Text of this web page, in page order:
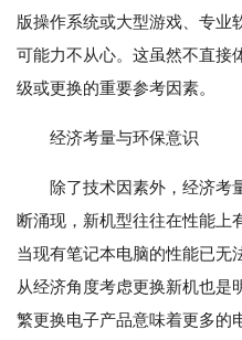
版操作系统或大型游戏、专业
可能力不从心。这虽然不直接
级或更换的重要参考因素。
经济考量与环保意识
除了技术因素外，经济考
断涌现，新机型往往在性能上
当现有笔记本电脑的性能已无
从经济角度考虑更换新机也是
繁更换电子产品意味着更多的